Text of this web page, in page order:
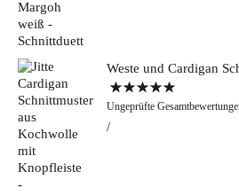
Weste und Cardigan
Bewertet mit
5.00von 5
Ungeprüfte